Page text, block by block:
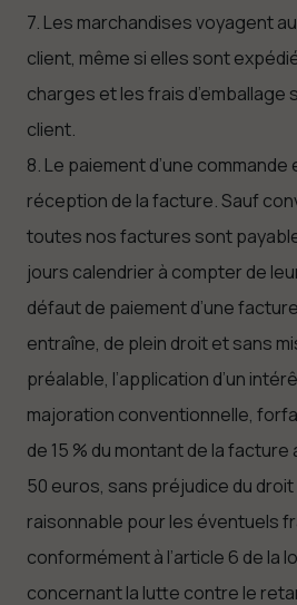
7. Les marchandises voyagent
client, même si elles sont
charges et les frais d’emballage
client.
8. Le paiement d’une
réception de la facture. Sauf
toutes nos factures sont
jours calendrier à compter de
défaut de paiement d’une
entraîne, de plein droit et sans
préalable, l’application d’un
majoration conventionnelle,
de 15 % du montant de la facture
50 euros, sans préjudice du
raisonnable pour les éventuels
conformément à l’article 6 de la
concernant la lutte contre le